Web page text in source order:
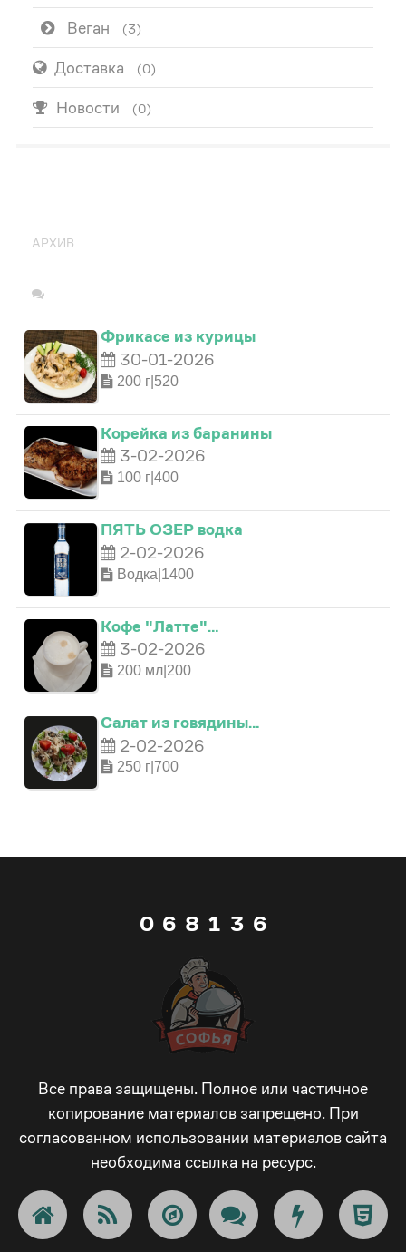
Веган (3)
Доставка (0)
Новости (0)
АРХИВ
Фрикасе из курицы
30-01-2026
200 г|520
Корейка из баранины
3-02-2026
100 г|400
ПЯТЬ ОЗЕР водка
2-02-2026
Водка|1400
Кофе "Латте"…
3-02-2026
200 мл|200
Салат из говядины…
2-02-2026
250 г|700
0
3
4
5
1
2
3
6
8
9
_
-
1
3
4
8
9
_
-
+
!
1
2
3
4
5
6
3
5
6
7
8
2
6
9
_
Все права защищены. Полное или частичное
копирование материалов запрещено. При
согласованном использовании материалов сайта
необходима ссылка на ресурс.